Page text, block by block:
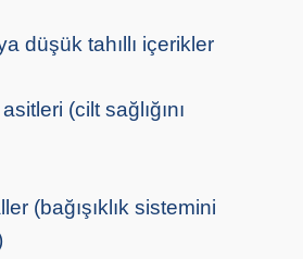
düşük tahıllı içerikler
(cilt sağlığını
(bağışıklık sistemini